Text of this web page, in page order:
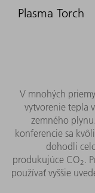
Plasma Torch
V mnohých
vytvorenie tepla
zemného
konferencie sa
dohodli
produkujúce CO2.
používať vyššie